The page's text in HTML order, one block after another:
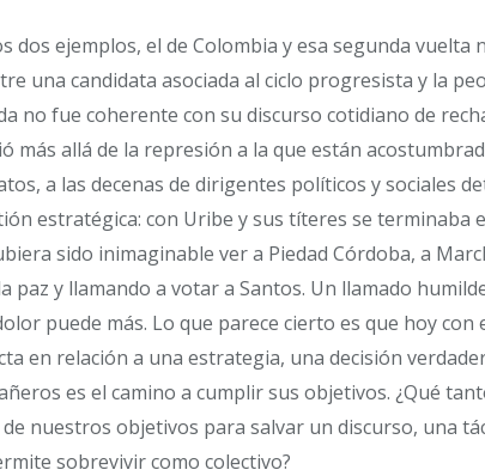
dos ejemplos, el de Colombia y esa segunda vuelta
una candidata asociada al ciclo progresista y la
no fue coherente con su discurso cotidiano de
más allá de la represión a la que están
a las decenas de dirigentes políticos y sociales
estratégica: con Uribe y sus títeres se terminaba
sido inimaginable ver a Piedad Córdoba, a
paz y llamando a votar a Santos. Un llamado
puede más. Lo que parece cierto es que hoy
en relación a una estrategia, una decisión
es el camino a cumplir sus objetivos. ¿Qué
nuestros objetivos para salvar un discurso, una
sobrevivir como colectivo?